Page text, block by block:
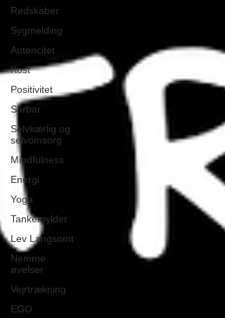
Redskaber
Sygmelding
Autencitet
Kost
Positivitet
Sårbar
Selvkærlig og
selvomsorg
Mindfulness
Energi
Yoga
Tankemylder
Lev Langsomt
Nemme
øvelser
Vejrtrækning
EGO